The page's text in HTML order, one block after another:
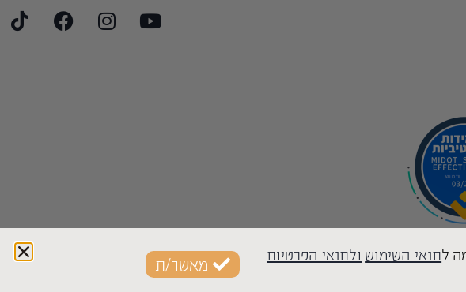
תנאי השימוש ולתנאי הפרטיות מאשר/ת